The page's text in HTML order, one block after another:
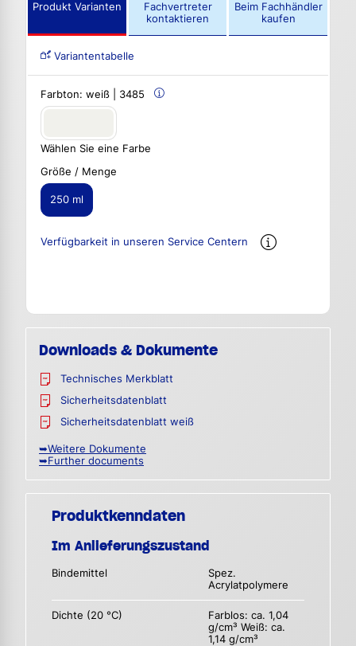
Produkt Varianten
Fachvertreter
kontaktieren
Beim Fachhändler
kaufen
Variantentabelle
Farbton: weiß | 3485
Wählen Sie eine Farbe
Größe / Menge
250 ml
Verfügbarkeit in unseren Service Centern
Downloads & Dokumente
Technisches Merkblatt
Sicherheitsdatenblatt
Sicherheitsdatenblatt weiß
➥Weitere Dokumente
➥Further documents
Produktkenndaten
Im Anlieferungszustand
Bindemittel
Spez.
Acrylatpolymere
Dichte (20 °C)
Farblos: ca. 1,04
g/cm³ Weiß: ca.
1,14 g/cm³